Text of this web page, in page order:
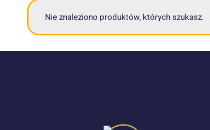
Nie znaleziono produktów, których szukasz.